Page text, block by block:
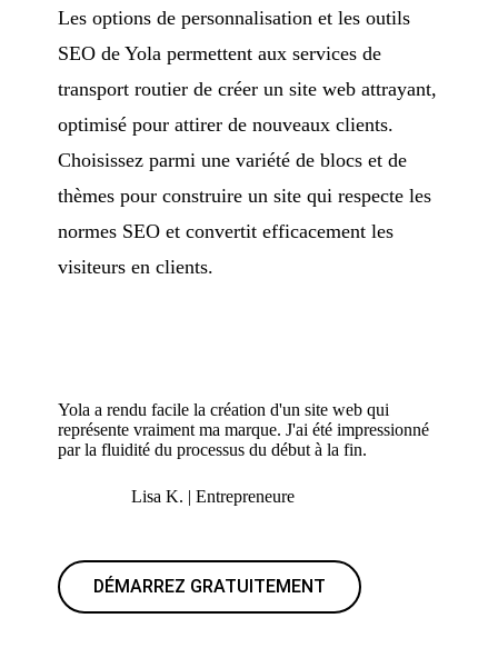
Les options de personnalisation et les outils
SEO de Yola permettent aux services de
transport routier de créer un site web attrayant,
optimisé pour attirer de nouveaux clients.
Choisissez parmi une variété de blocs et de
thèmes pour construire un site qui respecte les
normes SEO et convertit efficacement les
visiteurs en clients.
Yola a rendu facile la création d'un site web qui
représente vraiment ma marque. J'ai été impressionné
par la fluidité du processus du début à la fin.
Lisa K. | Entrepreneure
DÉMARREZ GRATUITEMENT